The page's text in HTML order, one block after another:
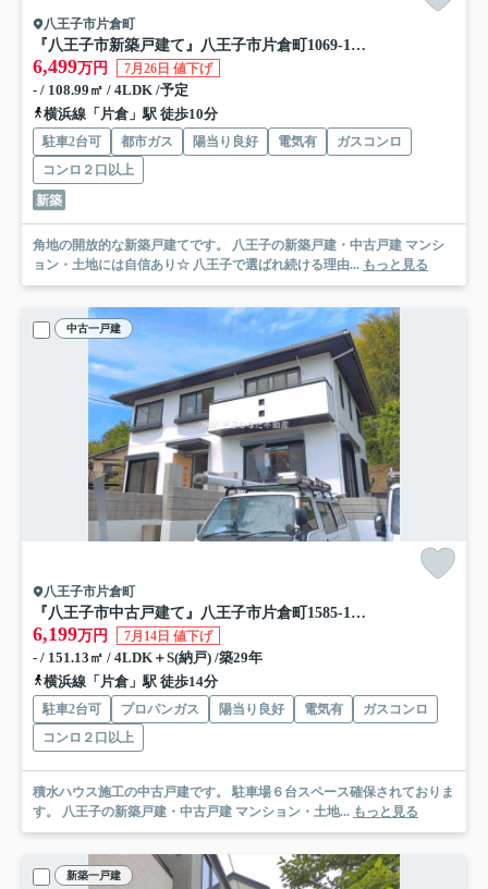
八王子市片倉町
『八王子市新築戸建て』八王子市片倉町1069-131【仲介手数料無料】 ２５期
6,499万円 7月26日 値下げ
- / 108.99㎡ / 4LDK /予定
横浜線「片倉」駅 徒歩10分
駐車2台可 都市ガス 陽当り良好 電気有
ガスコンロ
コンロ２口以上
新築
角地の開放的な新築戸建てです。 八王子の新築戸建・中古戸建 マンシ
ョン・土地には自信あり☆ 八王子で選ばれ続ける理由... もっと見る
中古一戸建
八王子市片倉町
『八王子市中古戸建て』八王子市片倉町1585-1【仲介手数料無料】 八王子市片倉町
6,199万円 7月14日 値下げ
- / 151.13㎡ / 4LDK＋S(納戸) /築29年
横浜線「片倉」駅 徒歩14分
駐車2台可 プロパンガス 陽当り良好 電気有
ガスコンロ
コンロ２口以上
積水ハウス施工の中古戸建です。 駐車場６台スペース確保されておりま
す。 八王子の新築戸建・中古戸建 マンション・土地... もっと見る
新築一戸建